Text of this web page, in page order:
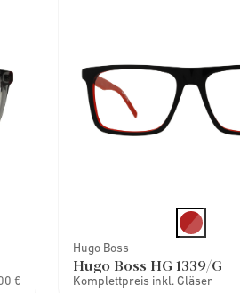
€
Hugo Boss
Hugo Boss HG 1339/G
Komplettpreis inkl. Gläser